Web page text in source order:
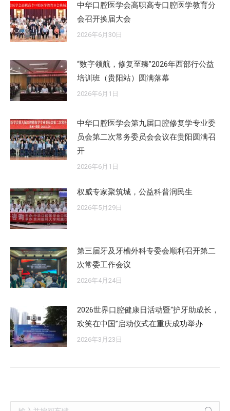
中华口腔医学会高职高专口腔医学教育分
会召开换届大会
2026年6月30日
“数字领航，修复至臻”2026年西部行公益
培训班（贵阳站）圆满落幕
2026年6月1日
中华口腔医学会第九届口腔修复学专业委
员会第二次常务委员会会议在贵阳圆满召
开
2026年6月1日
权威专家聚筑城，公益科普润民生
2026年5月29日
第三届牙及牙槽外科专委会顺利召开第二
次常委工作会议
2026年4月24日
2026世界口腔健康日活动暨“护牙助成长，
欢笑在中国”启动仪式在重庆成功举办
2026年3月23日
Search: